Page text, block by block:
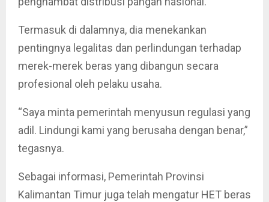
Termasuk di dalamnya, dia menekankan
pentingnya legalitas dan perlindungan terhadap
merek-merek beras yang dibangun secara
profesional oleh pelaku usaha.
“Saya minta pemerintah menyusun regulasi yang
adil. Lindungi kami yang berusaha dengan benar,”
tegasnya.
Sebagai informasi, Pemerintah Provinsi
Kalimantan Timur juga telah mengatur HET beras